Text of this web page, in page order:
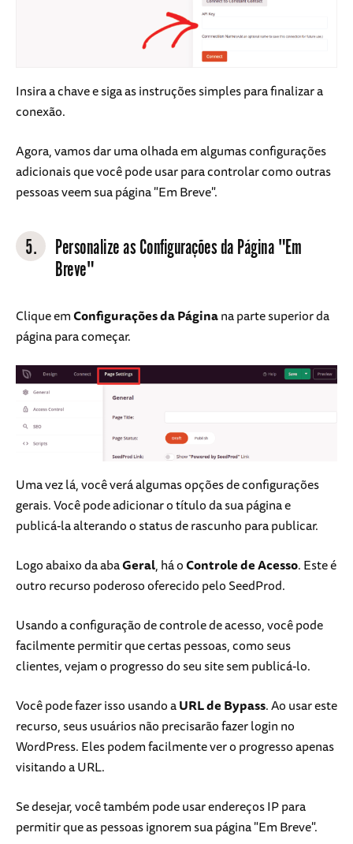
Insira a chave e siga as instruções simples para finalizar a
conexão.
Agora, vamos dar uma olhada em algumas configurações
adicionais que você pode usar para controlar como outras
pessoas veem sua página "Em Breve".
5.
Personalize as Configurações da Página "Em
Breve"
Clique emConfigurações da Páginana parte superior da
página para começar.
Uma vez lá, você verá algumas opções de configurações
gerais. Você pode adicionar o título da sua página e
publicá-la alterando o status de rascunho para publicar.
Logo abaixo da abaGeral, há oControle de Acesso. Este é
outro recurso poderoso oferecido pelo SeedProd.
Usando a configuração de controle de acesso, você pode
facilmente permitir que certas pessoas, como seus
clientes, vejam o progresso do seu site sem publicá-lo.
Você pode fazer isso usando aURL de Bypass. Ao usar este
recurso, seus usuários não precisarão fazer login no
WordPress. Eles podem facilmente ver o progresso apenas
visitando a URL.
Se desejar, você também pode usar endereços IP para
permitir que as pessoas ignorem sua página "Em Breve".